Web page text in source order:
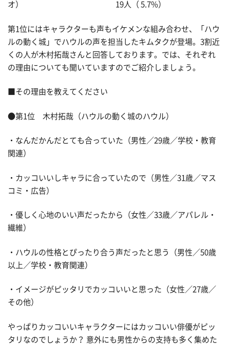
オ） 19人（ 5.7%）
第1位にはキャラクターも声もイケメンな組み合わせ、「ハウ
ルの動く城」でハウルの声を担当したキムタクが登場。3割近
くの人が木村拓哉さんと回答しております。では、それぞれ
の理由についても聞いていますのでご紹介しましょう。
■その理由を教えてください
●第1位 木村拓哉（ハウルの動く城のハウル）
・なんだかんだとても合っていた（男性／29歳／学校・教育
関連）
・カッコいいしキャラに合っていたので（男性／31歳／マス
コミ・広告）
・優しく心地のいい声だったから（女性／33歳／アパレル・
繊維）
・ハウルの性格とぴったり合う声だったと思う（男性／50歳
以上／学校・教育関連）
・イメージがピッタリでカッコいいと思った（女性／27歳／
その他）
やっぱりカッコいいキャラクターにはカッコいい俳優がピッ
タリなのでしょうか？ 意外にも男性からの支持も多く集めた